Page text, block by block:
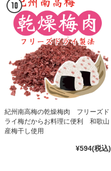
紀州南高梅の乾燥梅肉 フリーズド
ライ梅だからお料理に便利 和歌山
産梅干し使用
¥594(税込)